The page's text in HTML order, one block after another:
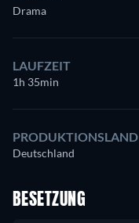
Drama
LAUFZEIT
1h 35min
PRODUKTIONSLAND
Deutschland
BESETZUNG